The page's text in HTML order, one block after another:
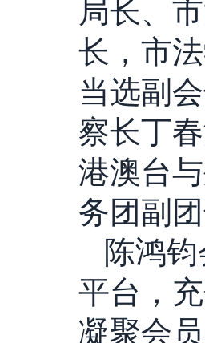
长，市
当选副
察长丁
港澳台
务团副
陈鸿
平台，
凝聚会